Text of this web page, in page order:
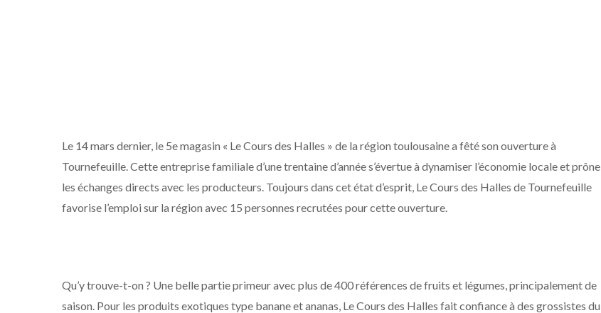
Le 14 mars dernier, le 5e magasin « Le Cours des Halles » de la région toulousaine a fêté son ouverture à
Tournefeuille. Cette entreprise familiale d’une trentaine d’année s’évertue à dynamiser l’économie locale et prône
les échanges directs avec les producteurs. Toujours dans cet état d’esprit, Le Cours des Halles de Tournefeuille
favorise l’emploi sur la région avec 15 personnes recrutées pour cette ouverture.
Qu’y trouve-t-on ? Une belle partie primeur avec plus de 400 références de fruits et légumes, principalement de
saison. Pour les produits exotiques type banane et ananas, Le Cours des Halles fait confiance à des grossistes du